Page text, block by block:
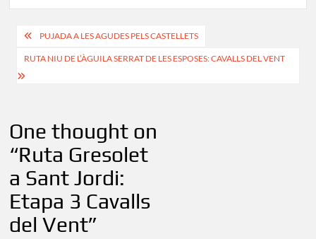
Navegació
d'entrades
PUJADA A LES AGUDES PELS CASTELLETS
RUTA NIU DE L’ÀGUILA SERRAT DE LES ESPOSES: CAVALLS DEL VENT
One thought on
“Ruta Gresolet
a Sant Jordi:
Etapa 3 Cavalls
del Vent”